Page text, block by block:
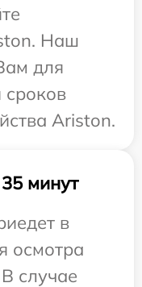
Наш
для
сроков
Ariston.
минут
в
осмотра
случае